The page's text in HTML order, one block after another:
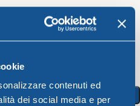
contenuti ed
dei social media e per
Cart